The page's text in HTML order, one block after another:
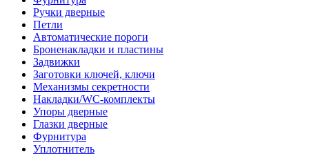
Ручки дверные
Петли
Автоматические пороги
Броненакладки и пластины
Задвижки
Заготовки ключей, ключи
Механизмы секретности
Накладки/WC-комплекты
Упоры дверные
Глазки дверные
Фурнитура
Уплотнитель